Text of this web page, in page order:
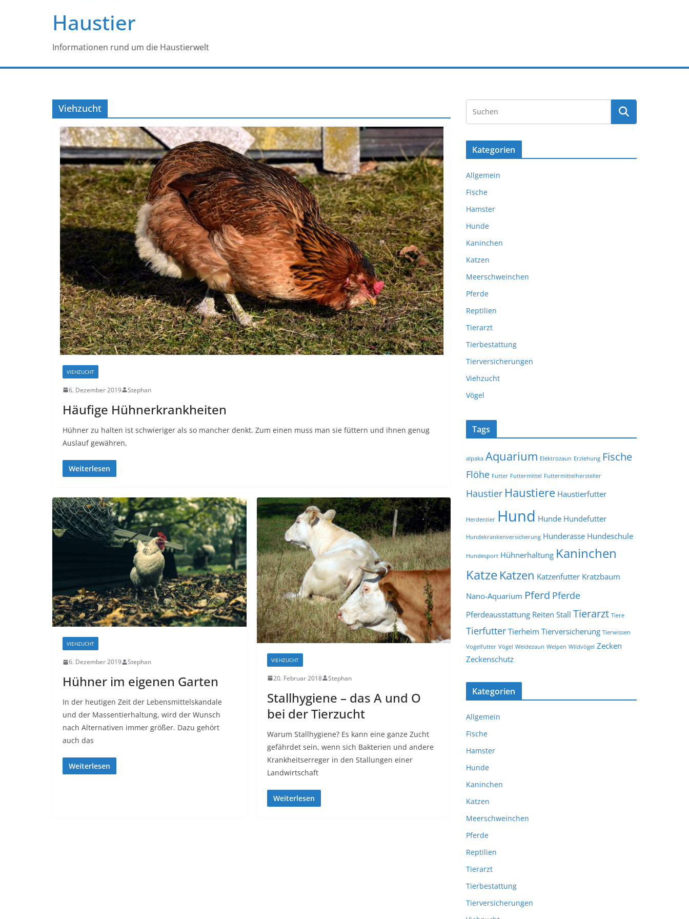
Haustier
Informationen rund um die Haustierwelt
Viehzucht
VIEHZUCHT
6. Dezember 2019 Stephan
Häufige Hühnerkrankheiten
Hühner zu halten ist schwieriger als so mancher denkt. Zum einen muss man sie füttern und ihnen genug
Auslauf gewähren,
Weiterlesen
VIEHZUCHT
6. Dezember 2019 Stephan
Hühner im eigenen Garten
In der heutigen Zeit der Lebensmittelskandale
und der Massentierhaltung, wird der Wunsch
nach Alternativen immer größer. Dazu gehört
auch das
Weiterlesen
VIEHZUCHT
20. Februar 2018 Stephan
Stallhygiene – das A und O
bei der Tierzucht
Warum Stallhygiene? Es kann eine ganze Zucht
gefährdet sein, wenn sich Bakterien und andere
Krankheitserreger in den Stallungen einer
Landwirtschaft
Weiterlesen
Kategorien
Allgemein
Fische
Hamster
Hunde
Kaninchen
Katzen
Meerschweinchen
Pferde
Reptilien
Tierarzt
Tierbestattung
Tierversicherungen
Viehzucht
Vögel
Tags
alpaka Aquarium Elektrozaun Erziehung Fische
Flöhe Futter Futtermittel Futtermittelhersteller
Haustier Haustiere Haustierfutter
Herdentier Hund Hunde Hundefutter
Hundekrankenversicherung Hunderasse Hundeschule
Hundesport Hühnerhaltung Kaninchen
Katze Katzen Katzenfutter Kratzbaum
Nano-Aquarium Pferd Pferde
Pferdeausstattung Reiten Stall Tierarzt Tiere
Tierfutter Tierheim Tierversicherung Tierwissen
Vogelfutter Vögel Weidezaun Welpen Wildvögel Zecken
Zeckenschutz
Kategorien
Allgemein
Fische
Hamster
Hunde
Kaninchen
Katzen
Meerschweinchen
Pferde
Reptilien
Tierarzt
Tierbestattung
Tierversicherungen